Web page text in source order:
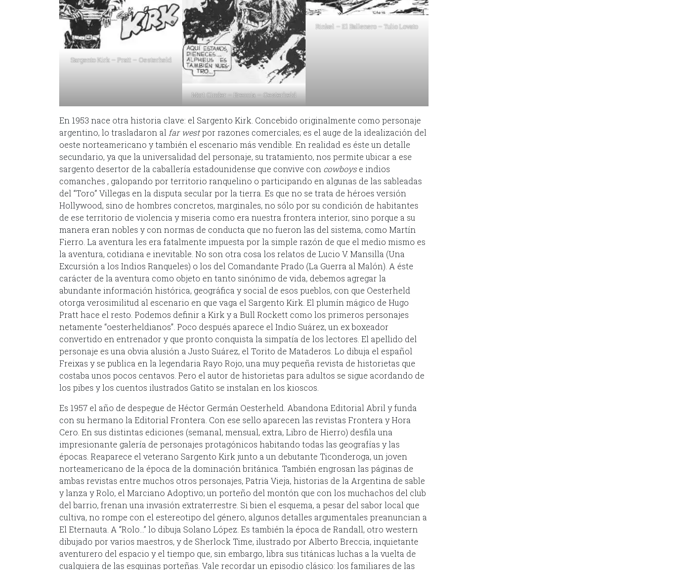
Sargento Kirk – Pratt – Oesterheld
Mort Cinder – Breccia – Oesterheld
Rinkel – El Ballenero – Tulio Lovato
En 1953 nace otra historia clave: el Sargento Kirk. Concebido originalmente como personaje
argentino, lo trasladaron alfar westpor razones comerciales; es el auge de la idealización del
oeste norteamericano y también el escenario más vendible. En realidad es éste un detalle
secundario, ya que la universalidad del personaje, su tratamiento, nos permite ubicar a ese
sargento desertor de la caballería estadounidense que convive con cowboyse indios
comanches , galopando por territorio ranquelino o participando en algunas de las sableadas
del “Toro” Villegas en la disputa secular por la tierra. Es que no se trata de héroes versión
Hollywood, sino de hombres concretos, marginales, no sólo por su condición de habitantes
de ese territorio de violencia y miseria como era nuestra frontera interior, sino porque a su
manera eran nobles y con normas de conducta que no fueron las del sistema, como Martín
Fierro. La aventura les era fatalmente impuesta por la simple razón de que el medio mismo es
la aventura, cotidiana e inevitable. No son otra cosa los relatos de Lucio V. Mansilla (Una
Excursión a los Indios Ranqueles) o los del Comandante Prado (La Guerra al Malón). A éste
carácter de la aventura como objeto en tanto sinónimo de vida, debemos agregar la
abundante información histórica, geográfica y social de esos pueblos, con que Oesterheld
otorga verosimilitud al escenario en que vaga el Sargento Kirk. El plumín mágico de Hugo
Pratt hace el resto. Podemos definir a Kirk y a Bull Rockett como los primeros personajes
netamente “oesterheldianos”. Poco después aparece el Indio Suárez, un ex boxeador
convertido en entrenador y que pronto conquista la simpatía de los lectores. El apellido del
personaje es una obvia alusión a Justo Suárez, el Torito de Mataderos. Lo dibuja el español
Freixas y se publica en la legendaria Rayo Rojo, una muy pequeña revista de historietas que
costaba unos pocos centavos. Pero el autor de historietas para adultos se sigue acordando de
los pibes y los cuentos ilustrados Gatito se instalan en los kioscos.
Es 1957 el año de despegue de Héctor Germán Oesterheld. Abandona Editorial Abril y funda
con su hermano la Editorial Frontera. Con ese sello aparecen las revistas Frontera y Hora
Cero. En sus distintas ediciones (semanal, mensual, extra, Libro de Hierro) desfila una
impresionante galería de personajes protagónicos habitando todas las geografías y las
épocas. Reaparece el veterano Sargento Kirk junto a un debutante Ticonderoga, un joven
norteamericano de la época de la dominación británica. También engrosan las páginas de
ambas revistas entre muchos otros personajes, Patria Vieja, historias de la Argentina de sable
y lanza y Rolo, el Marciano Adoptivo; un porteño del montón que con los muchachos del club
del barrio, frenan una invasión extraterrestre. Si bien el esquema, a pesar del sabor local que
cultiva, no rompe con el estereotipo del género, algunos detalles argumentales preanuncian a
El Eternauta. A “Rolo…” lo dibuja Solano López. Es también la época de Randall, otro western
dibujado por varios maestros, y de Sherlock Time, ilustrado por Alberto Breccia, inquietante
aventurero del espacio y el tiempo que, sin embargo, libra sus titánicas luchas a la vuelta de
cualquiera de las esquinas porteñas. Vale recordar un episodio clásico: los familiares de las